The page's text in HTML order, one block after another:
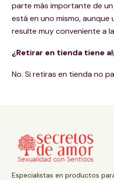
parte más importante de
está en uno mismo, aunque
resulte muy conveniente a
¿Retirar en tienda tiene
No. Si retiras en tienda no
Especialistas en productos